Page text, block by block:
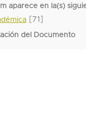
aparece en la(s)
[71]
del Documento